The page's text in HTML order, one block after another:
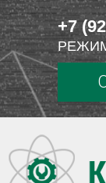
+7